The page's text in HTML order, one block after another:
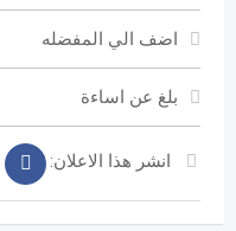
اضف الي المفضله
بلغ عن اساءة
انشر هذا الاعلان: